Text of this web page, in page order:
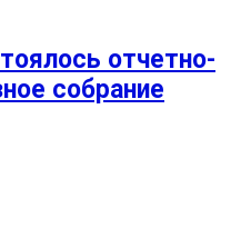
отчетно-
собрание